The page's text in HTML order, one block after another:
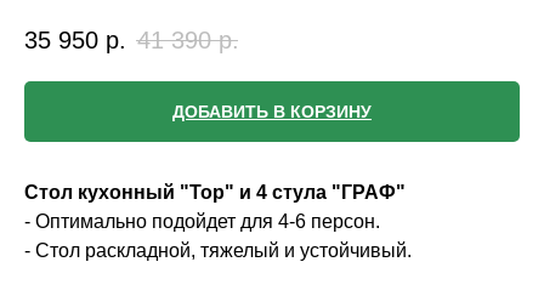
35 950 р. 41 390 р.
ДОБАВИТЬ В КОРЗИНУ
Стол кухонный "Тор" и 4 стула "ГРАФ"
- Оптимально подойдет для 4-6 персон.
- Стол раскладной, тяжелый и устойчивый.